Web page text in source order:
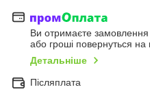
Ви отримаєте замовлення
або гроші повернуться на
Детальніше
Післяплата